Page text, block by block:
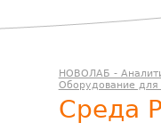
НОВОЛАБ -
Оборудование
Среда